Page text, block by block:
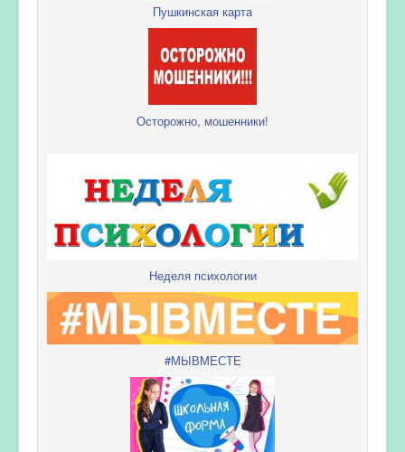
Пушкинская карта
Осторожно, мошенники!
Неделя психологии
#МЫВМЕСТЕ